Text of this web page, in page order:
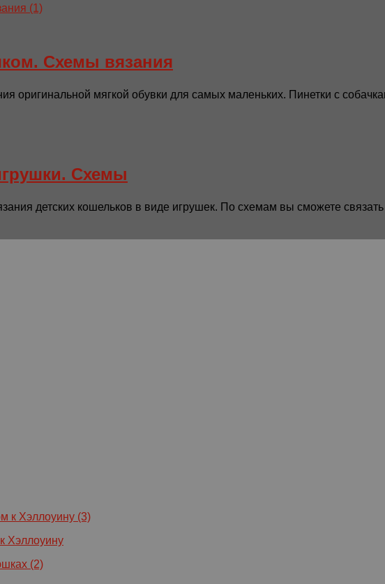
Схемы вязания
оригинальной мягкой обувки для самых маленьких. Пинетки с
Схемы
детских кошельков в виде игрушек. По схемам вы сможете связать
Хэллоуину